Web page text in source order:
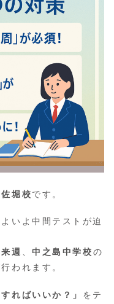
堀校です。
いよ中間テストが迫
週 、中之島中学校の
われます。
ればいいか？」 をテ